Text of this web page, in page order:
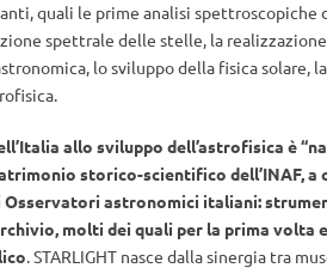
quali le prime analisi spettroscopiche
spettrale delle stelle, la
lo sviluppo della fisica solare,
allo sviluppo dell’astrofisica è
storico-scientifico dell’INAF, a
astronomici italiani:
molti dei quali per la prima volta
. STARLIGHT nasce dalla sinergia tra